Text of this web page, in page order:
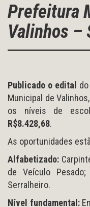
Prefeitura
Valinhos –
Publicado o edital
Municipal de
os níveis de
R$8.428,68.
As oportunidades
Alfabetizado:
de Veículo
Serralheiro.
Nível fundamental: